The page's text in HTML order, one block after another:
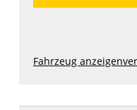
Fahrzeug anzeigen